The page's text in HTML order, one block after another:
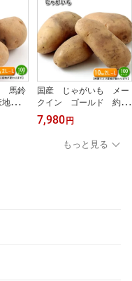
馬鈴
は北
東地
りま
国産 じゃがいも メー
クイン ゴールド 約10
キロ 送料無料(北海道・
沖縄は送料別途必要です)
産地は北海道・九州地
方・関東地方と時期によ
7,980 円
もっと見る